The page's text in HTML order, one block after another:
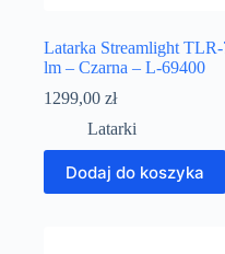
Latarka Streamlight
lm – Czarna – L-69400
1299,00 zł
Latarki
Dodaj do koszyka